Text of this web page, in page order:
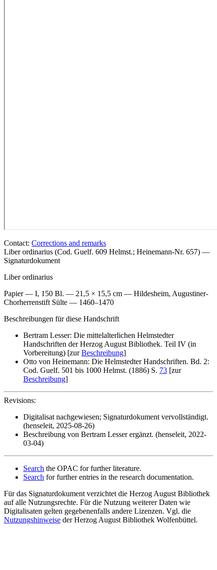
Contact: Corrections and remarks
Liber ordinarius (Cod. Guelf. 609 Helmst.; Heinemann-Nr. 657) —
Signaturdokument
Liber ordinarius
Papier — I, 150 Bl. — 21,5 × 15,5 cm — Hildesheim, Augustiner-
Chorherrenstift Sülte — 1460–1470
Beschreibungen für diese Handschrift
Bertram Lesser: Die mittelalterlichen Helmstedter
Handschriften der Herzog August Bibliothek. Teil IV (in
Vorbereitung) [zurBeschreibung]
Otto von Heinemann: Die Helmstedter Handschriften. Bd. 2:
Cod. Guelf. 501 bis 1000 Helmst. (1886) S. 73 [zur
Beschreibung]
Revisions:
Digitalisat nachgewiesen; Signaturdokument vervollständigt.
(henseleit, 2025-08-26)
Beschreibung von Bertram Lesser ergänzt. (henseleit, 2022-
03-04)
Search the OPAC for further literature.
Search for further entries in the research documentation.
Für das Signaturdokument verzichtet die Herzog August Bibliothek
auf alle Nutzungsrechte. Für die Nutzung weiterer Daten wie
Digitalisaten gelten gegebenenfalls andere Lizenzen. Vgl. die
Nutzungshinweise der Herzog August Bibliothek Wolfenbüttel.